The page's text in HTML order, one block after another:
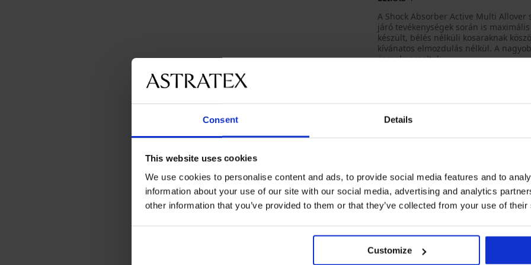
Consent Details
This website uses cookies
We use cookies to personalise content and ads, to provide social media features and to
information about your use of our site with our social media, advertising and analytics
other information that you’ve provided to them or that they’ve collected from your use of
Customize
A Shock Absorber Active Multi
járó tevékenységek során is
készült, bélés nélküli kosaraknak
kívánatos elmozdulás nélkül. A
összekapcsoltak.
HIGH support – legmagasabb
Bélés nélküli kosarak
Szabályozható hosszúságú
Anyag
91%
Tételkód
Gyártó